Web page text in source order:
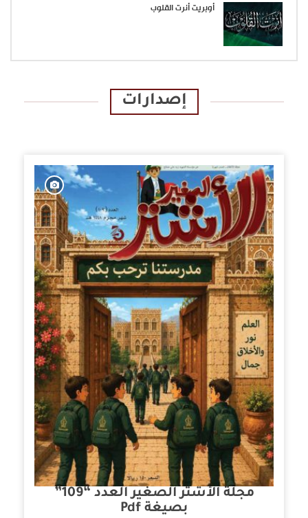
أوبريت أنرت القلوب
إصدارات
مجلة الأشتر الصغير العدد “109”
بصيغة Pdf